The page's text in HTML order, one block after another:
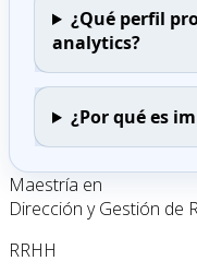
¿Qué perfil
analytics?
¿Por qué es
Maestría en
Dirección y Gestión de
RRHH